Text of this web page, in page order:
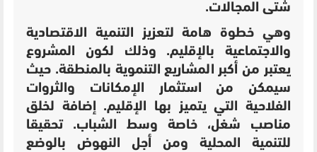
شتى المجالات.
وهي خطوة هامة لتعزيز التنمية الاقتصادية
والاجتماعية بالإقليم. وذلك لكون المشروع
يعتبر من أكبر المشاريع التنموية بالمنطقة. حيث
سيمكن من استثمار الإمكانات والثروات
الفلاحية التي يتميز بها الإقليم. إضافة لخلق
مناصب شغل، خاصة وسط الشباب. تحقيقا
للتنمية المحلية ومن أجل النهوض بالوضع